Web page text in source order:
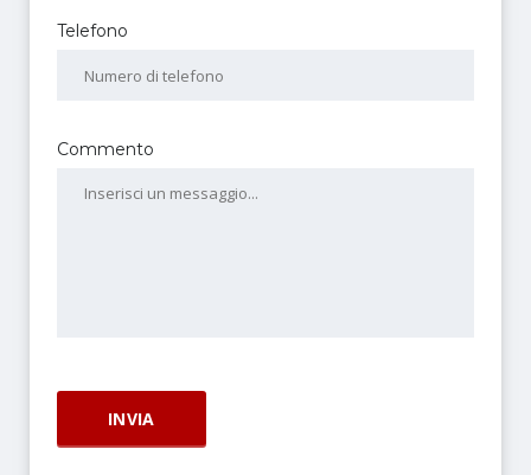
Telefono
Commento